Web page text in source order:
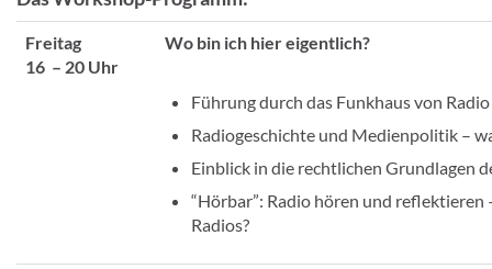
Freitag
16 – 20 Uhr
Wo bin ich hier eigentlich?
Führung durch das Funkhaus von
Radiogeschichte und Medienpolitik –
Einblick in die rechtlichen Grundlagen
“Hörbar”: Radio hören und reflektieren
Radios?